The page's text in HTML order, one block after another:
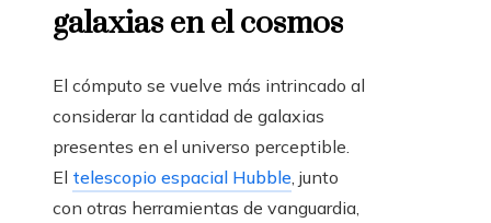
galaxias en el cosmos
El cómputo se vuelve más intrincado al
considerar la cantidad de galaxias
presentes en el universo perceptible.
El telescopio espacial Hubble, junto
con otras herramientas de vanguardia,